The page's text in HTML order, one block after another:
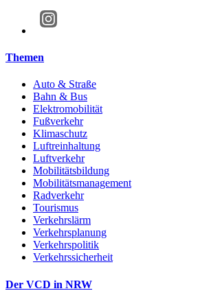
Themen
Auto & Straße
Bahn & Bus
Elektromobilität
Fußverkehr
Klimaschutz
Luftreinhaltung
Luftverkehr
Mobilitätsbildung
Mobilitätsmanagement
Radverkehr
Tourismus
Verkehrslärm
Verkehrsplanung
Verkehrspolitik
Verkehrssicherheit
Der VCD in NRW